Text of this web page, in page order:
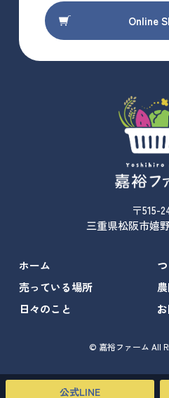
Online
〒515-
三重県松阪市嬉
ホーム
売っている場所
日々のこと
© 嘉裕ファーム All
公式LINE